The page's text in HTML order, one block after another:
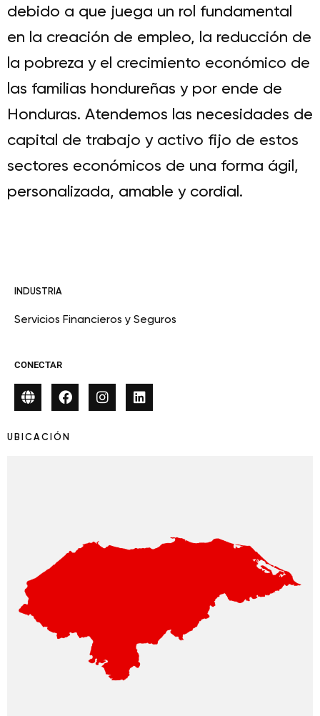
debido a que juega un rol fundamental
en la creación de empleo, la reducción de
la pobreza y el crecimiento económico de
las familias hondureñas y por ende de
Honduras. Atendemos las necesidades de
capital de trabajo y activo fijo de estos
sectores económicos de una forma ágil,
personalizada, amable y cordial.
INDUSTRIA
Servicios Financieros y Seguros
CONECTAR
UBICACIÓN